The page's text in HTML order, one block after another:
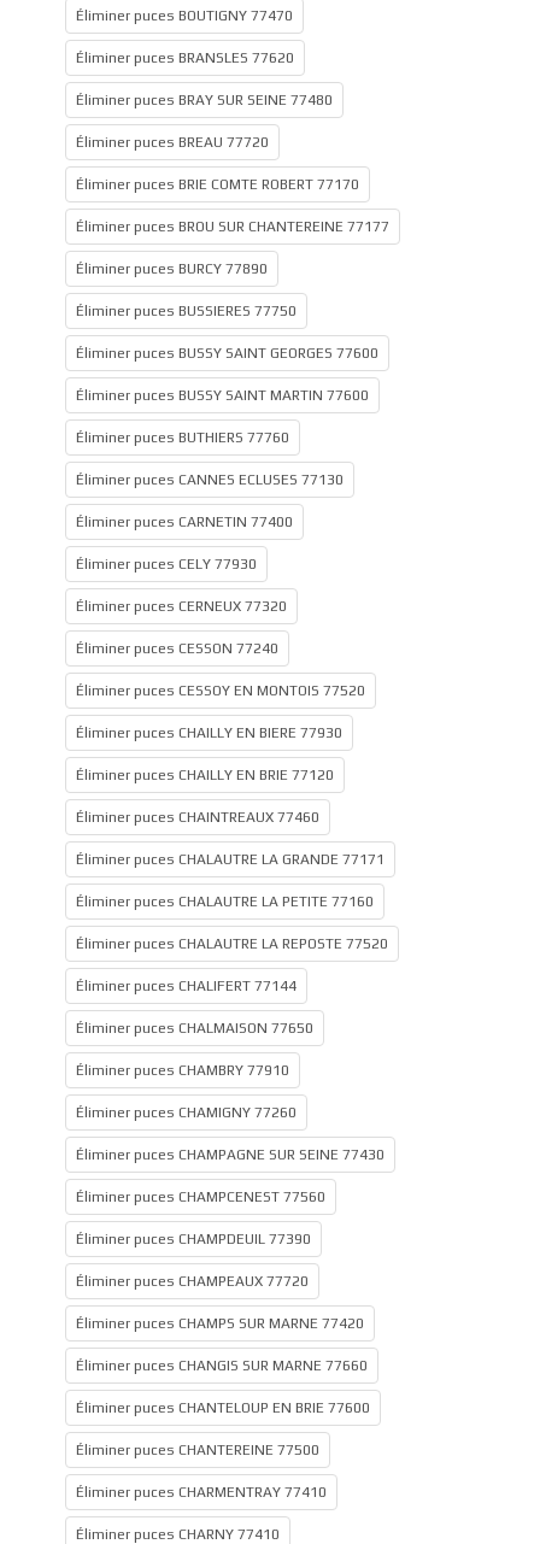
Éliminer puces BOUTIGNY 77470
Éliminer puces BRANSLES 77620
Éliminer puces BRAY SUR SEINE 77480
Éliminer puces BREAU 77720
Éliminer puces BRIE COMTE ROBERT 77170
Éliminer puces BROU SUR CHANTEREINE 77177
Éliminer puces BURCY 77890
Éliminer puces BUSSIERES 77750
Éliminer puces BUSSY SAINT GEORGES 77600
Éliminer puces BUSSY SAINT MARTIN 77600
Éliminer puces BUTHIERS 77760
Éliminer puces CANNES ECLUSES 77130
Éliminer puces CARNETIN 77400
Éliminer puces CELY 77930
Éliminer puces CERNEUX 77320
Éliminer puces CESSON 77240
Éliminer puces CESSOY EN MONTOIS 77520
Éliminer puces CHAILLY EN BIERE 77930
Éliminer puces CHAILLY EN BRIE 77120
Éliminer puces CHAINTREAUX 77460
Éliminer puces CHALAUTRE LA GRANDE 77171
Éliminer puces CHALAUTRE LA PETITE 77160
Éliminer puces CHALAUTRE LA REPOSTE 77520
Éliminer puces CHALIFERT 77144
Éliminer puces CHALMAISON 77650
Éliminer puces CHAMBRY 77910
Éliminer puces CHAMIGNY 77260
Éliminer puces CHAMPAGNE SUR SEINE 77430
Éliminer puces CHAMPCENEST 77560
Éliminer puces CHAMPDEUIL 77390
Éliminer puces CHAMPEAUX 77720
Éliminer puces CHAMPS SUR MARNE 77420
Éliminer puces CHANGIS SUR MARNE 77660
Éliminer puces CHANTELOUP EN BRIE 77600
Éliminer puces CHANTEREINE 77500
Éliminer puces CHARMENTRAY 77410
Éliminer puces CHARNY 77410